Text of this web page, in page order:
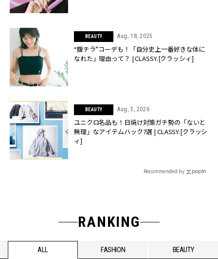
BEAUTY Aug, 18, 2025
“腹チラ”コーデも！「自分史上一番好きな体に
なれた」理由って？ | CLASSY.[クラッシィ]
BEAUTY Aug, 5, 2026
ユニクロ名品も！日焼け対策ガチ勢の「ないと
無理」なアイテムハック7選 | CLASSY.[クラッシ
ィ]
Recommended by
RANKING
ALL FASHION BEAUTY